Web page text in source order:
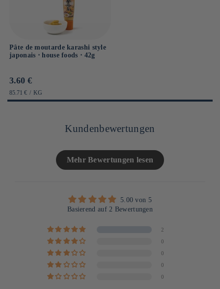
Pâte de moutarde karashi style
japonais ⋅ house foods ⋅ 42g
Prix
habituel
3.60 €
PRIX
UNITAIRE
85.71 € / PAR
KG
Kundenbewertungen
Mehr Bewertungen lesen
5.00 von 5
Basierend auf 2 Bewertungen
2
0
0
0
0